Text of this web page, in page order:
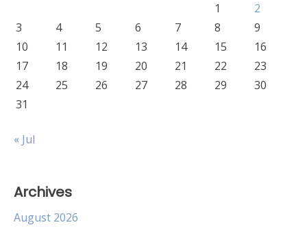
1
2
3
4 5 6 7 8
9
10
11 12 13 14 15
16
17
18 19 20 21 22
23
24
25 26 27 28 29
30
31
« Jul
Archives
August 2026